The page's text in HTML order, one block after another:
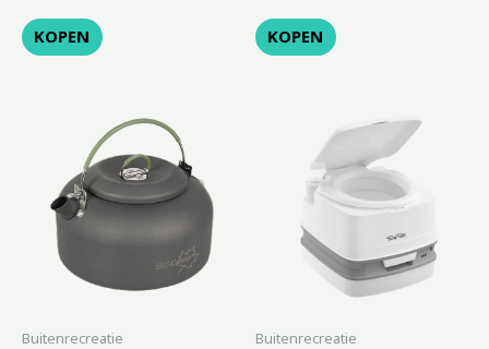
KOPEN KOPEN
Buitenrecreatie Buitenrecreatie